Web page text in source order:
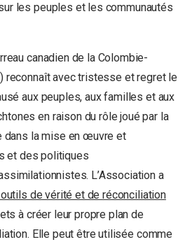
les peuples et les communautés
canadien de la Colombie-
reconnaît avec tristesse et regret le
aux peuples, aux familles et aux
en raison du rôle joué par la
dans la mise en œuvre et
et des politiques
L’Association a
de vérité et de réconciliation
à créer leur propre plan de
Elle peut être utilisée comme